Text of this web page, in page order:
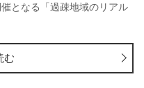
となる「過疎地域のリアル
む